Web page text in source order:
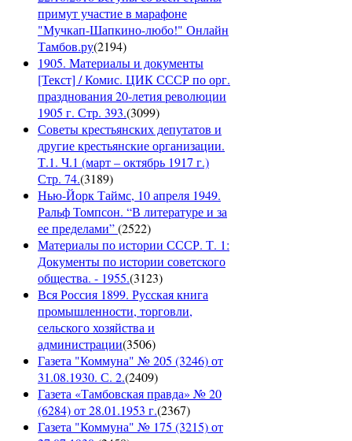
примут участие в марафоне
"Мучкап-Шапкино-любо!" Онлайн
Тамбов.ру(2194)
1905. Материалы и документы
[Текст] / Комис. ЦИК СССР по орг.
празднования 20-летия революции
1905 г. Стр. 393.(3099)
Советы крестьянских депутатов и
другие крестьянские организации.
Т.1. Ч.1 (март – октябрь 1917 г.)
Стр. 74.(3189)
Нью-Йорк Таймс, 10 апреля 1949.
Ральф Томпсон. “В литературе и за
ее пределами”(2522)
Материалы по истории СССР. Т. 1:
Документы по истории советского
общества. - 1955.(3123)
Вся Россия 1899. Русская книга
промышленности, торговли,
сельского хозяйства и
администрации(3506)
Газета "Коммуна" № 205 (3246) от
31.08.1930. С. 2.(2409)
Газета «Тамбовская правда» № 20
(6284) от 28.01.1953 г.(2367)
Газета "Коммуна" № 175 (3215) от